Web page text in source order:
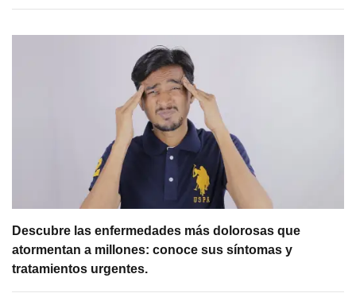
Descubre las enfermedades más dolorosas que
atormentan a millones: conoce sus síntomas y
tratamientos urgentes.